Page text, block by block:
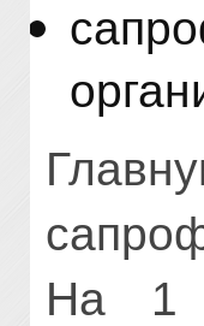
На 1